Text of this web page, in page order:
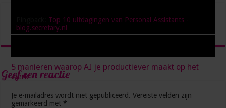
5 manieren waarop AI je productiever maakt op het
werk
Top 10 uitdagingen van Personal Assistants -
blog.secretary.nl
Geef een reactie
Je e-mailadres wordt niet gepubliceerd. Vereiste velden zijn
gemarkeerd met *